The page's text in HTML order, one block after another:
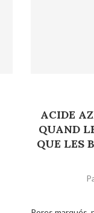
ACIDE
QUAND
QUE LES